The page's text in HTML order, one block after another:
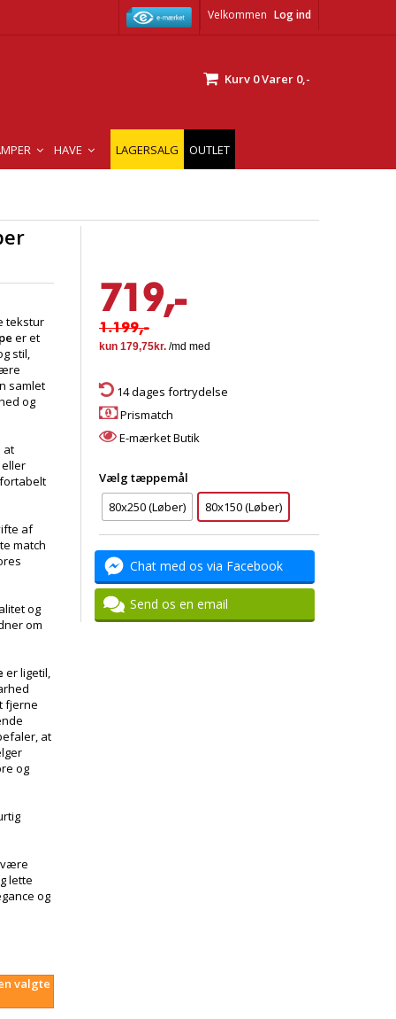
Velkommen Log ind
Kurv 0Varer 0,-
HAVE LAGERSALG OUTLET
tekstur
er et
stil,
samlet
og
at
af
match
og
om
er ligetil,
fjerne
at
og
være
lette
og
valgte
719,-
1.199,-
14 dages fortrydelse
Prismatch
E-mærket Butik
Vælg tæppemål
80x250 (Løber)
80x150 (Løber)
Chat med os via Facebook
Send os en email